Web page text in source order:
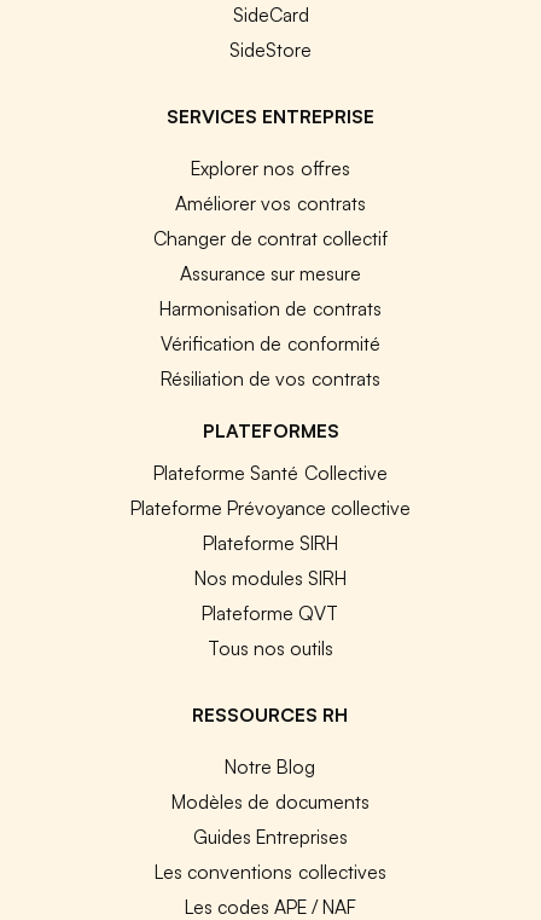
SideCard
SideStore
SERVICES ENTREPRISE
Explorer nos offres
Améliorer vos contrats
Changer de contrat collectif
Assurance sur mesure
Harmonisation de contrats
Vérification de conformité
Résiliation de vos contrats
PLATEFORMES
Plateforme Santé Collective
Plateforme Prévoyance collective
Plateforme SIRH
Nos modules SIRH
Plateforme QVT
Tous nos outils
RESSOURCES RH
Notre Blog
Modèles de documents
Guides Entreprises
Les conventions collectives
Les codes APE / NAF